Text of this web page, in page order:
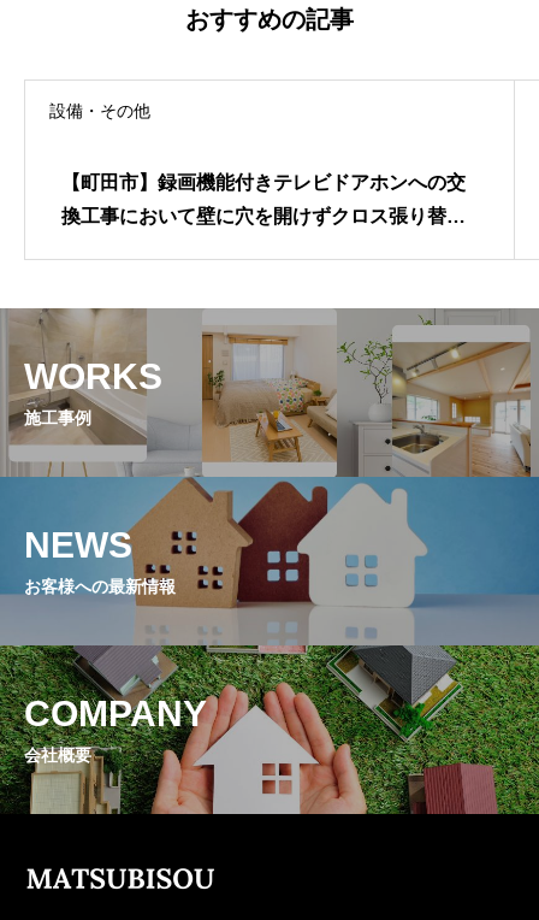
おすすめの記事
設備・その他
【町田市】録画機能付きテレビドアホンへの交
換工事において壁に穴を開けずクロス張り替え
WORKS
施工事例
NEWS
お客様への最新情報
COMPANY
会社概要